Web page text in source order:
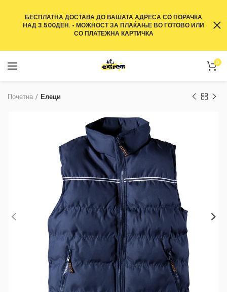
0
Почетна Елеци
БЕСПЛАТНА ДОСТАВА ДО ВАШАТА АДРЕСА СО ПОРАЧКА
НАД 3.500ДЕН. • МОЖНОСТ ЗА ПЛАЌАЊЕ ВО ГОТОВО ИЛИ
СО ПЛАТЕЖНА КАРТИЧКА